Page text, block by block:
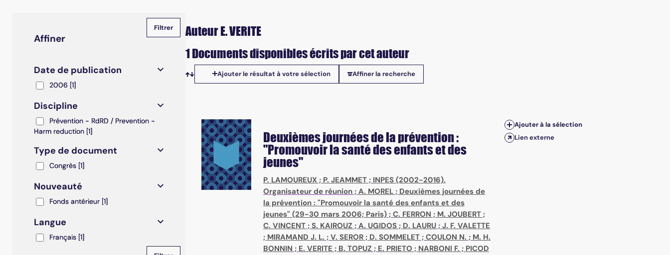
Affiner
Date de publication
20062006 [1]
Discipline
Prévention - RdRD / Prevention - Harm reduction
Prévention - RdRD / Prevention -
Harm reduction [1]
Type de document
CongrèsCongrès [1]
Nouveauté
Fonds antérieur
Fonds antérieur [1]
Langue
Français
Français [1]
Auteur E. VERITE
1 Documents disponibles écrits par cet auteur
Tris disponibles
Ajouter le résultat à votre sélection Affiner la recherche
Deuxièmes journées de la prévention :
"Promouvoir la santé des enfants et des
jeunes"
P. LAMOUREUX ; P. JEAMMET ; INPES (2002-2016),
Organisateur de réunion ; A. MOREL ; Deuxièmes journées de
la prévention : "Promouvoir la santé des enfants et des
jeunes" (29-30 mars 2006; Paris) ; C. FERRON ; M. JOUBERT ;
C. VINCENT ; S. KAIROUZ ; A. UGIDOS ; D. LAURU ; J. F. VALETTE
; MIRAMAND J. L. ; V. SEROR ; D. SOMMELET ; COULON N. ; M. H.
BONNIN ; E. VERITE ; B. TOPUZ ; E. PRIETO ; NARBONI F. ; PICOD
Ajouter à la sélection
Lien externe